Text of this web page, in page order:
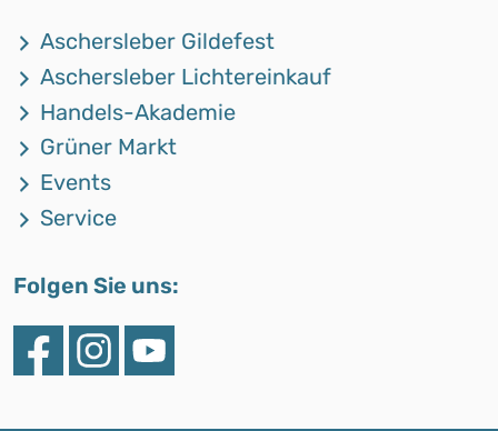
Aschersleber Gildefest
Aschersleber Lichtereinkauf
Handels-Akademie
Grüner Markt
Events
Service
Folgen Sie uns: